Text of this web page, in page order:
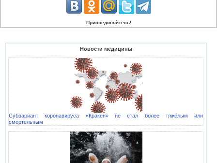
Присоединяйтесь!
Новости медицины
Субвариант коронавируса «Кракен» не стал более тяжёлым или
смертельным